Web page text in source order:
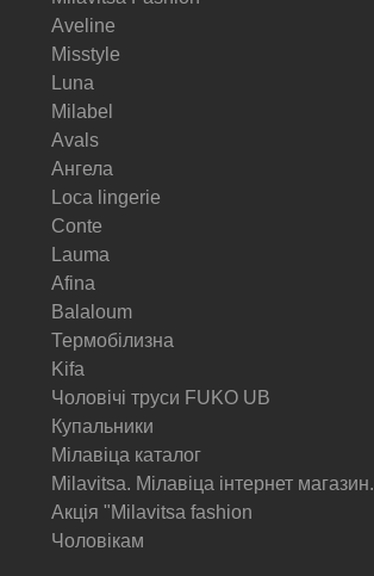
Aveline
Misstyle
Luna
Milabel
Avals
Ангела
Loca lingerie
Conte
Lauma
Afina
Balaloum
Термобілизна
Kifa
Чоловічі труси FUKO UB
Купальники
Мілавіца каталог
Milavitsa. Мілавіца інтернет магазин.
Акція "Milavitsa fashion
Чоловікам